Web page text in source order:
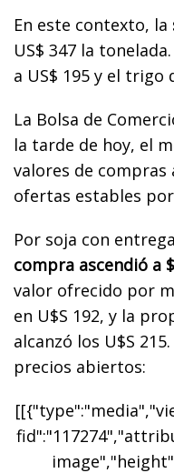
En este contexto, la
US$ 347 la
a US$ 195 y el trigo
La Bolsa de
la tarde de hoy, el
valores de compras
ofertas estables
Por soja con
compra ascendió a
valor ofrecido por
en U$S 192, y la
alcanzó los U$S
precios abiertos: